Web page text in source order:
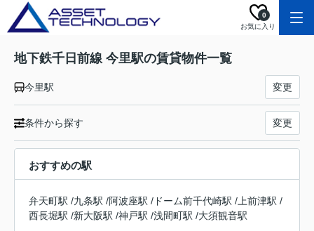
お気に入り
0
地下鉄千日前線 今里駅の賃貸物件一覧
今里駅 変更
条件から探す 変更
おすすめの駅
弁天町駅 /九条駅 /阿波座駅 / ドーム前千代崎駅 / 上前津駅 /
西長堀駅 /新大阪駅 /神戸駅 /浅間町駅 /大須観音駅